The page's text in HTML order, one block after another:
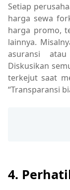
Setiap
harga sewa
harga promo,
lainnya.
asuransi
Diskusikan
terkejut saat
“Transparansi
4.